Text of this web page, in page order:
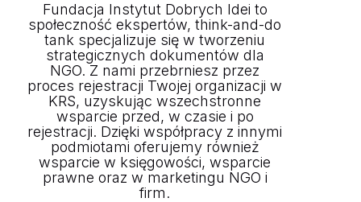
Fundacja Instytut Dobrych Idei to
społeczność ekspertów, think-and-do
tank specjalizuje się w tworzeniu
strategicznych dokumentów dla
NGO. Z nami przebrniesz przez
proces rejestracji Twojej organizacji w
KRS, uzyskując wszechstronne
wsparcie przed, w czasie i po
rejestracji. Dzięki współpracy z innymi
podmiotami oferujemy również
wsparcie w księgowości, wsparcie
prawne oraz w marketingu NGO i
firm.